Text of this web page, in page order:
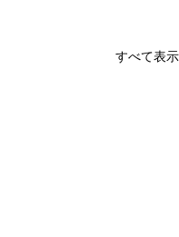
すべて表示